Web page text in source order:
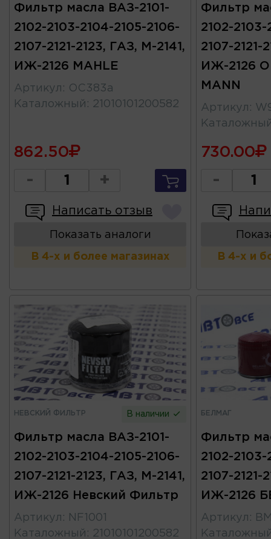
Фильтр масла ВАЗ-2101-
2102-2103-2104-2105-2106-
2107-2121-2123, ГАЗ, М-2141,
ИЖ-2126 MAHLE
Артикул : OC383a
Каталожный : 21010101200582
862.50
- +
Написать отзыв
Показать аналоги
В 4-х и более магазинах
Фильтр
2102-2103-
2107-2121-
ИЖ-2126
MANN
Артикул :
730.00
-
В 4-х и
НЕВСКИЙ ФИЛЬТР В наличии
Фильтр масла ВАЗ-2101-
2102-2103-2104-2105-2106-
2107-2121-2123, ГАЗ, М-2141,
ИЖ-2126 Невский Фильтр
Артикул :
NF1001
Каталожный : 21010101200582
БЕЛМАГ
Фильтр
2102-2103-
2107-2121-
ИЖ-2126
Артикул :